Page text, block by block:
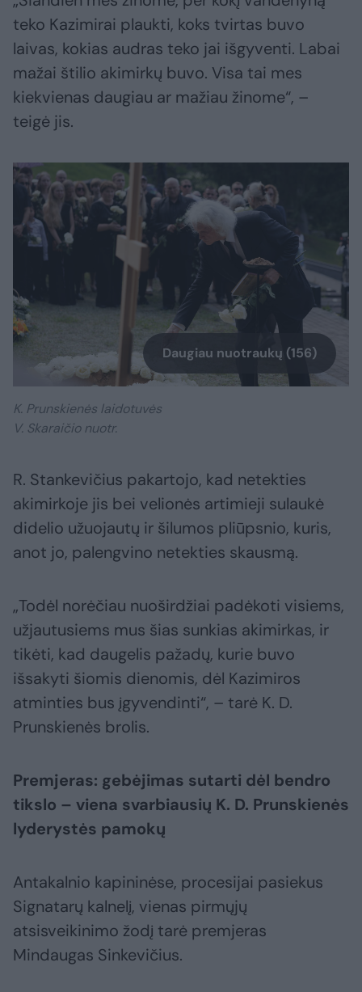
teko Kazimirai plaukti, koks tvirtas buvo
laivas, kokias audras teko jai išgyventi. Labai
mažai štilio akimirkų buvo. Visa tai mes
kiekvienas daugiau ar mažiau žinome“, –
teigė jis.
Daugiau nuotraukų (156)
K. Prunskienės laidotuvės
V. Skaraičio nuotr.
R. Stankevičius pakartojo, kad netekties
akimirkoje jis bei velionės artimieji sulaukė
didelio užuojautų ir šilumos pliūpsnio, kuris,
anot jo, palengvino netekties skausmą.
„Todėl norėčiau nuoširdžiai padėkoti visiems,
užjautusiems mus šias sunkias akimirkas, ir
tikėti, kad daugelis pažadų, kurie buvo
išsakyti šiomis dienomis, dėl Kazimiros
atminties bus įgyvendinti“, – tarė K. D.
Prunskienės brolis.
Premjeras: gebėjimas sutarti dėl bendro
tikslo – viena svarbiausių K. D. Prunskienės
lyderystės pamokų
Antakalnio kapininėse, procesijai pasiekus
Signatarų kalnelį, vienas pirmųjų
atsisveikinimo žodį tarė premjeras
Mindaugas Sinkevičius.